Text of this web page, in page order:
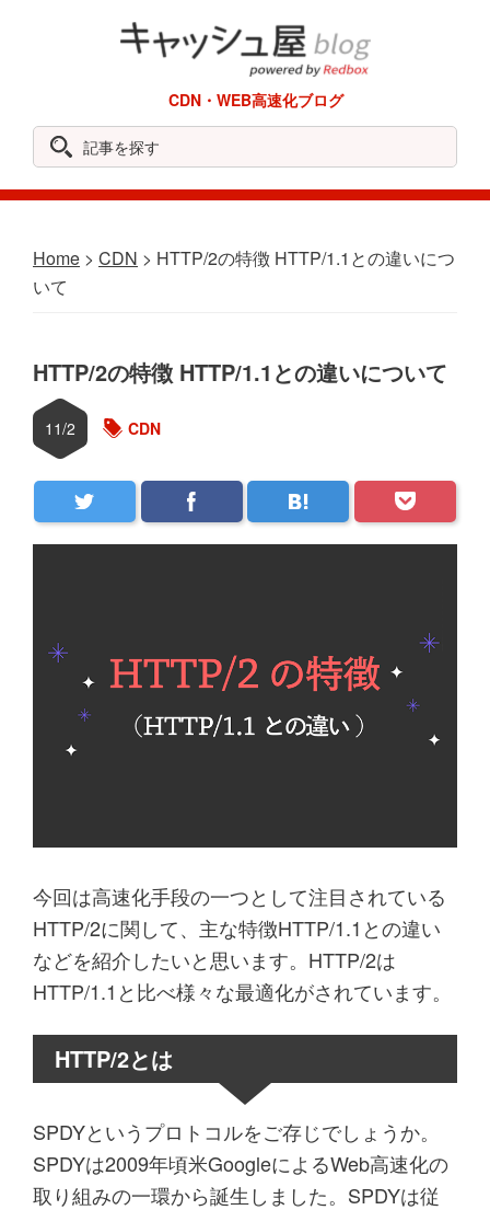
Labo
CDN・WEB高速化ブログ
記
事
を
す
Home > CDN > HTTP/2の特徴 HTTP/1.1との違いにつ
いて
HTTP/2の特徴 HTTP/1.1との違いについて
11/2 CDN
今回は高速化手段の一つとして注目されている
HTTP/2に関して、主な特徴HTTP/1.1との違い
などを紹介したいと思います。HTTP/2は
HTTP/1.1と比べ様々な最適化がされています。
HTTP/2とは
SPDYというプロトコルをご存じでしょうか。
SPDYは2009年頃米GoogleによるWeb高速化の
取り組みの一環から誕生しました。SPDYは従